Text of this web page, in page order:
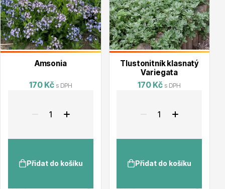
Po-Pá 9:00 - 17:00
Amsonia
170 Kč s DPH
Přidat do košíku
Tlustonitník klasnatý
Variegata
170 Kč s DPH
Přidat do košíku